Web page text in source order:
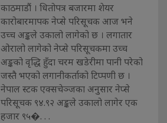
काठमाडौं । धितोपत्र बजारमा शेयर
कारोबारमापक नेप्से परिसूचक आज भने
उच्च अङ्कले उकालो लागेको छ । लगातार
ओरालो लागेको नेप्से परिसूचकमा उच्च
अङ्कको वृद्धि हुँदा चरम खडेरीमा पानी परेको
जस्तै भएको लगानीकर्ताको टिप्पणी छ ।
नेपाल स्टक एक्सचेञ्जका अनुसार नेप्से
परिसूचक ९४.९२ अङ्कले उकालो लागेर एक
हजार ९५�. . .